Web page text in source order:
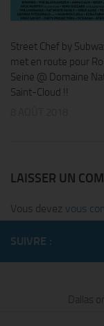
Street Chef by
met en route pour
Seine @ Domaine
Saint-Cloud !!
LAISSER UN
Vous devez vous
SUIVRE :
Dallas